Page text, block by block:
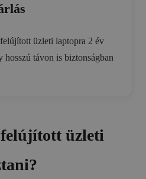
üzleti laptopra 2 év
távon is biztonságban
üzleti